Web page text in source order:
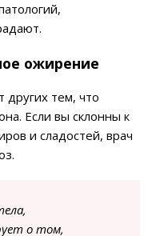
ожирение
других тем, что
Если вы склонны к
и сладостей, врач
о том,